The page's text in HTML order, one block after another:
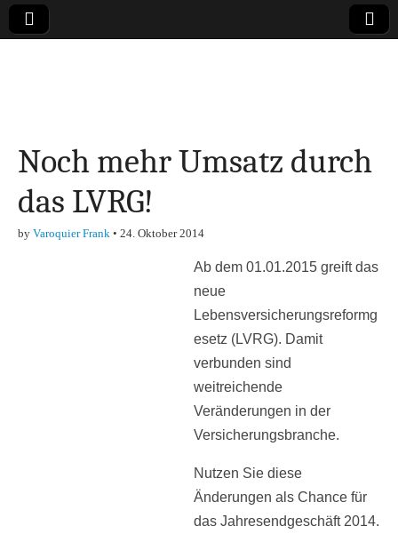
Finanzen,
Marketing-, Vertrieb-
& Investment-Tipps
Noch mehr Umsatz durch
das LVRG!
by Varoquier Frank • 24. Oktober 2014
Ab dem 01.01.2015 greift das
neue
Lebensversicherungsreformg
esetz (LVRG). Damit
verbunden sind
weitreichende
Veränderungen in der
Versicherungsbranche.
Nutzen Sie diese
Änderungen als Chance für
das Jahresendgeschäft 2014.